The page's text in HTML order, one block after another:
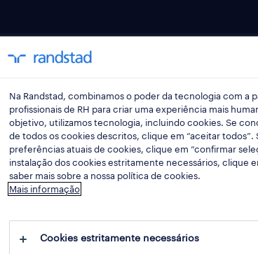
para talentos
carreiras
dicas de carreira
cv builder
contactos
randstad research
employer brand research
trabalho
inhouse
career
Na Randstad, combinamos o poder da tecnologia com a
profissionais de RH para criar uma experiência mais
objetivo, utilizamos tecnologia, incluindo cookies. Se
de todos os cookies descritos, clique em “aceitar todos”.
preferências atuais de cookies, clique em “confirmar
instalação dos cookies estritamente necessários, clique
saber mais sobre a nossa política de cookies.
Mais informação
Cookies estritamente necessários